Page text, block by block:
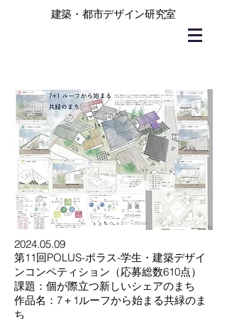
建築・都市デザイン研究室
2024.05.09
第11回POLUS-ポラス-学生・建築デザイ
ンコンペティション（応募総数610点）
課題：個が際立つ新しいシェアのまち
作品名：7＋1ルーフから始まる共緑のま
ち